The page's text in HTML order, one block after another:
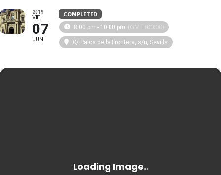
2019
VIE
07
JUN
COMPLETED
8:00 pm - 10:00 pm (GMT+00:00)
C/ Palos de la Frontera, s/n, Sevilla